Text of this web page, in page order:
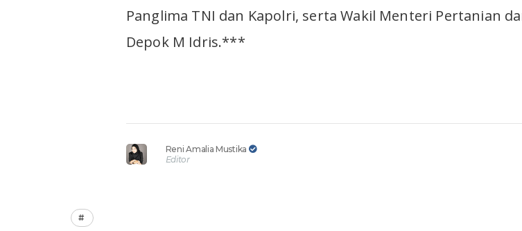
Panglima TNI dan Kapolri, serta Wakil Menteri Pertanian
Depok M Idris.***
Reni Amalia Mustika
Editor